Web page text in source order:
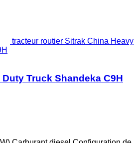
tracteur routier Sitrak China Heavy
Truck Shandeka C9H